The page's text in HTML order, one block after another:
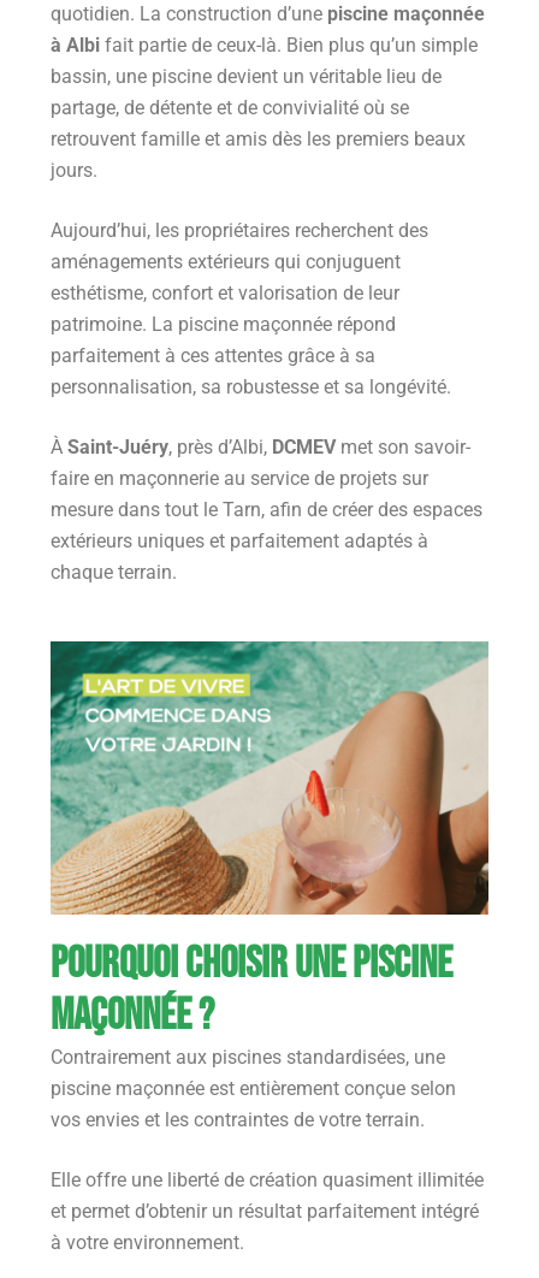
quotidien. La construction d’une piscine maçonnée
à Albi fait partie de ceux-là. Bien plus qu’un simple
bassin, une piscine devient un véritable lieu de
partage, de détente et de convivialité où se
retrouvent famille et amis dès les premiers beaux
jours.
Aujourd’hui, les propriétaires recherchent des
aménagements extérieurs qui conjuguent
esthétisme, confort et valorisation de leur
patrimoine. La piscine maçonnée répond
parfaitement à ces attentes grâce à sa
personnalisation, sa robustesse et sa longévité.
À Saint-Juéry, près d’Albi, DCMEVmet son savoir-
faire en maçonnerie au service de projets sur
mesure dans tout le Tarn, afin de créer des espaces
extérieurs uniques et parfaitement adaptés à
chaque terrain.
Pourquoi choisir une piscine
maçonnée ?
Contrairement aux piscines standardisées, une
piscine maçonnée est entièrement conçue selon
vos envies et les contraintes de votre terrain.
Elle offre une liberté de création quasiment illimitée
et permet d’obtenir un résultat parfaitement intégré
à votre environnement.